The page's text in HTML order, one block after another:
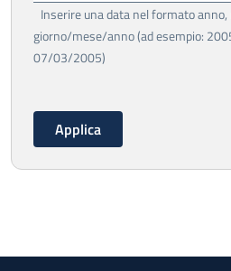
Inserire una data nel formato
giorno/mese/anno (ad esempio:
07/03/2005)